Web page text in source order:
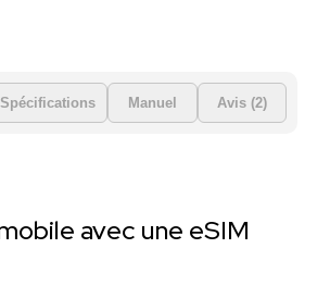
Spécifications Manuel Avis (2)
avec une eSIM